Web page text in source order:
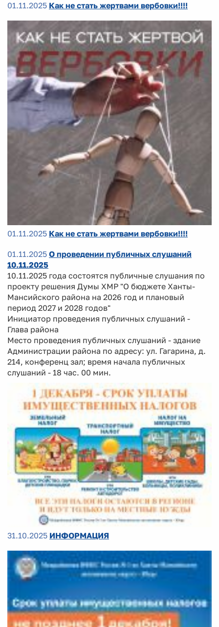
01.11.2025 Как не стать жертвами вербовки!!!!
01.11.2025 Как не стать жертвами вербовки!!!!
01.11.2025 О проведении публичных слушаний
10.11.2025
10.11.2025 года состоятся публичные слушания по
проекту решения Думы ХМР "О бюджете Ханты-
Мансийского района на 2026 год и плановый
период 2027 и 2028 годов"
Инициатор проведения публичных слушаний -
Глава района
Место проведения публичных слушаний - здание
Администрации района по адресу: ул. Гагарина, д.
214, конференц зал; время начала публичных
слушаний - 18 час. 00 мин.
31.10.2025 ИНФОРМАЦИЯ